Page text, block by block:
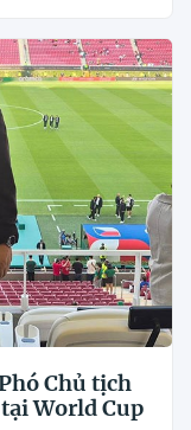
Chủ tịch
World Cup